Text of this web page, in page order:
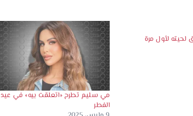
لأول مرة
مي سليم تطرح «اتعلقت بيه» في عيد
الفطر